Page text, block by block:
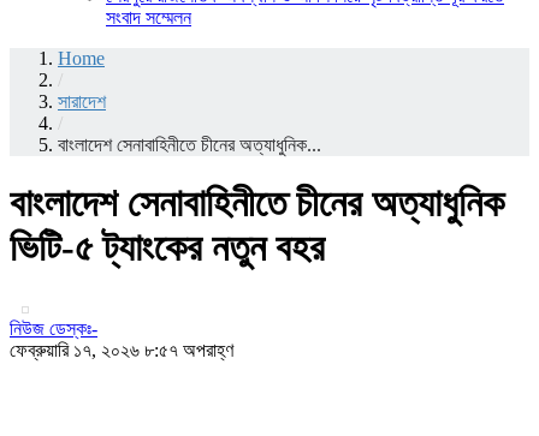
সংবাদ সম্মেলন
Home
/
সারাদেশ
/
বাংলাদেশ সেনাবাহিনীতে চীনের অত্যাধুনিক...
বাংলাদেশ সেনাবাহিনীতে চীনের অত্যাধুনিক
ভিটি-৫ ট্যাংকের নতুন বহর
নিউজ ডেস্কঃ-
ফেব্রুয়ারি ১৭, ২০২৬ ৮:৫৭ অপরাহ্ণ